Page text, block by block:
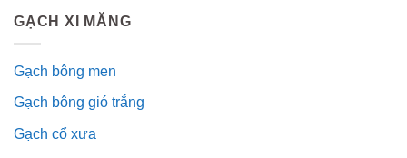
GẠCH XI MĂNG
Gạch bông men
Gạch bông gió trắng
Gạch cổ xưa